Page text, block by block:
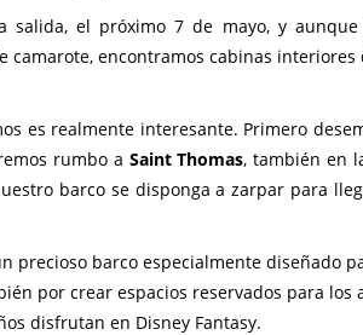
salida, el próximo 7 de mayo, y
camarote, encontramos cabinas
es realmente interesante. Primero
rumbo a Saint Thomas, también en
barco se disponga a zarpar para
precioso barco especialmente diseñado
por crear espacios reservados para
disfrutan en Disney Fantasy.